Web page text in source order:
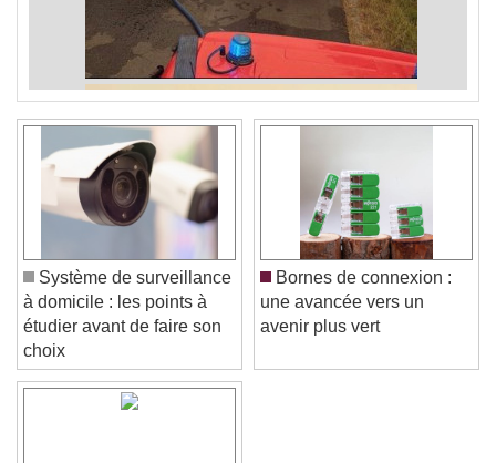
Système de surveillance
à domicile : les points à
étudier avant de faire son
choix
Bornes de connexion :
une avancée vers un